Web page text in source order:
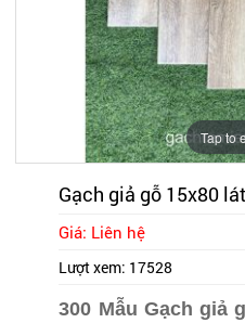
Tap to
Gạch giả gỗ 15x80
Giá: Liên hệ
Lượt xem: 17528
300 Mẫu Gạch giả